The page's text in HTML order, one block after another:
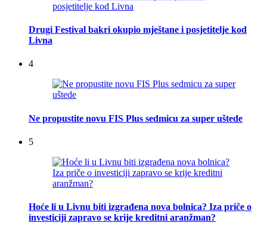
Drugi Festival bakri okupio mještane i posjetitelje kod
Livna
4
Ne propustite novu FIS Plus sedmicu za super uštede
5
Hoće li u Livnu biti izgrađena nova bolnica? Iza priče o
investiciji zapravo se krije kreditni aranžman?